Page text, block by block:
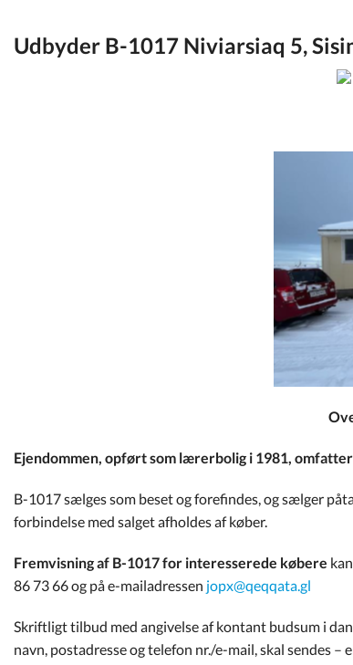
Om Kommunen
Udbyder B-1017 Niviarsiaq 5,
Udbyder B-1017
Ejendommen, opført som lærerbolig i 1981, omfatter
B-1017 sælges som beset og forefindes, og sælger
forbindelse med salget afholdes af køber.
Fremvisning af B-1017 for interesserede købere
86 73 66 og på e-mailadressen jopx@qeqqata.gl
Skriftligt tilbud med angivelse af kontant budsum i
navn, postadresse og telefon nr./e-mail, skal sendes –